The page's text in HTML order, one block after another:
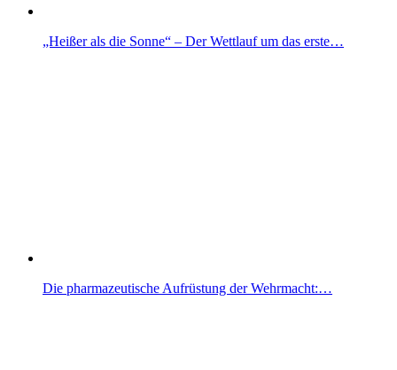
„Heißer als die Sonne“ – Der Wettlauf um das erste…
Die pharmazeutische Aufrüstung der Wehrmacht:…